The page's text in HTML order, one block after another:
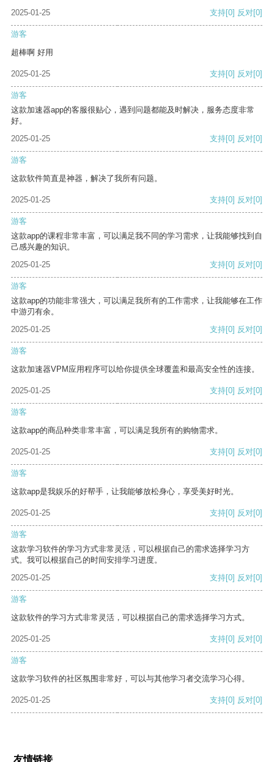
2025-01-25 支持[0] 反对[0]
游客
超棒啊 好用
2025-01-25 支持[0] 反对[0]
游客
这款加速器app的客服很贴心，遇到问题都能及时解决，服务态度非常
好。
2025-01-25
支持[0] 反对[0]
游客
这款软件简直是神器，解决了我所有问题。
2025-01-25 支持[0] 反对[0]
游客
这款app的课程非常丰富，可以满足我不同的学习需求，让我能够找到自
己感兴趣的知识。
2025-01-25
支持[0] 反对[0]
游客
这款app的功能非常强大，可以满足我所有的工作需求，让我能够在工作
中游刃有余。
2025-01-25
支持[0] 反对[0]
游客
这款加速器VPM应用程序可以给你提供全球覆盖和最高安全性的连接。
2025-01-25 支持[0] 反对[0]
游客
这款app的商品种类非常丰富，可以满足我所有的购物需求。
2025-01-25 支持[0] 反对[0]
游客
这款app是我娱乐的好帮手，让我能够放松身心，享受美好时光。
2025-01-25 支持[0] 反对[0]
游客
这款学习软件的学习方式非常灵活，可以根据自己的需求选择学习方
式。我可以根据自己的时间安排学习进度。
2025-01-25
支持[0] 反对[0]
游客
这款软件的学习方式非常灵活，可以根据自己的需求选择学习方式。
2025-01-25 支持[0] 反对[0]
游客
这款学习软件的社区氛围非常好，可以与其他学习者交流学习心得。
2025-01-25 支持[0] 反对[0]
友情链接